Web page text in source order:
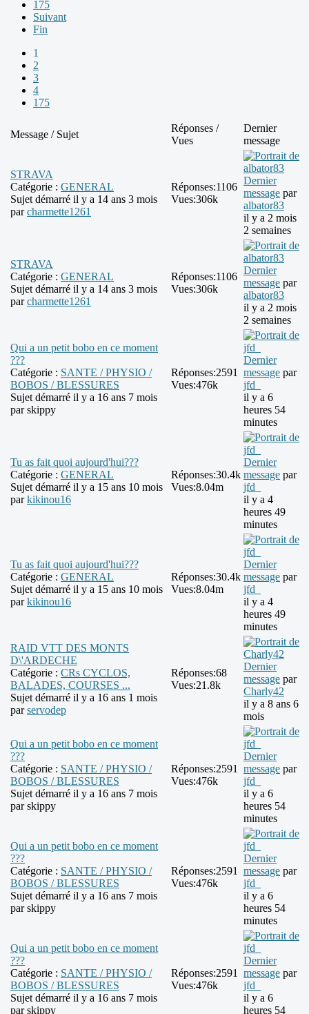
175
Suivant
Fin
1
2
3
4
175
Message / Sujet
Réponses /
Vues
Dernier
message
STRAVA
Catégorie : GENERAL
Sujet démarré il y a 14 ans 3 mois
parcharmette1261
Réponses:1106
Vues:306k
Dernier
message par
albator83
il y a 2 mois
2 semaines
STRAVA
Catégorie : GENERAL
Sujet démarré il y a 14 ans 3 mois
parcharmette1261
Réponses:1106
Vues:306k
Dernier
message par
albator83
il y a 2 mois
2 semaines
Qui a un petit bobo en ce moment
???
Catégorie : SANTE / PHYSIO /
BOBOS / BLESSURES
Sujet démarré il y a 16 ans 7 mois
parskippy
Réponses:2591
Vues:476k
Dernier
message par
jfd_
il y a 6
heures 54
minutes
Tu as fait quoi aujourd'hui???
Catégorie : GENERAL
Sujet démarré il y a 15 ans 10 mois
parkikinou16
Réponses:30.4k
Vues:8.04m
Dernier
message par
jfd_
il y a 4
heures 49
minutes
Tu as fait quoi aujourd'hui???
Catégorie : GENERAL
Sujet démarré il y a 15 ans 10 mois
parkikinou16
Réponses:30.4k
Vues:8.04m
Dernier
message par
jfd_
il y a 4
heures 49
minutes
RAID VTT DES MONTS
D\'ARDECHE
Catégorie : CRs CYCLOS,
BALADES, COURSES ...
Sujet démarré il y a 16 ans 1 mois
parservodep
Réponses:68
Vues:21.8k
Dernier
message par
Charly42
il y a 8 ans 6
mois
Qui a un petit bobo en ce moment
???
Catégorie : SANTE / PHYSIO /
BOBOS / BLESSURES
Sujet démarré il y a 16 ans 7 mois
parskippy
Réponses:2591
Vues:476k
Dernier
message par
jfd_
il y a 6
heures 54
minutes
Qui a un petit bobo en ce moment
???
Catégorie : SANTE / PHYSIO /
BOBOS / BLESSURES
Sujet démarré il y a 16 ans 7 mois
parskippy
Réponses:2591
Vues:476k
Dernier
message par
jfd_
il y a 6
heures 54
minutes
Qui a un petit bobo en ce moment
???
Catégorie : SANTE / PHYSIO /
BOBOS / BLESSURES
Sujet démarré il y a 16 ans 7 mois
parskippy
Réponses:2591
Vues:476k
Dernier
message par
jfd_
il y a 6
heures 54